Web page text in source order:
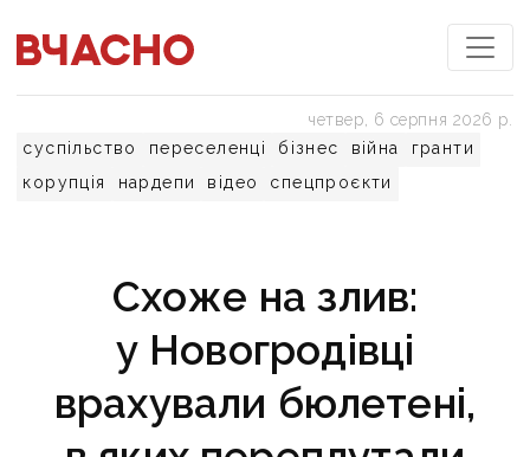
суспільство переселенці бізнес війна
гранти
корупція
нардепи відео спецпроєкти
четвер, 6 серпня 2026 р.
Схоже на злив:
у Новогродівці
врахували бюлетені,